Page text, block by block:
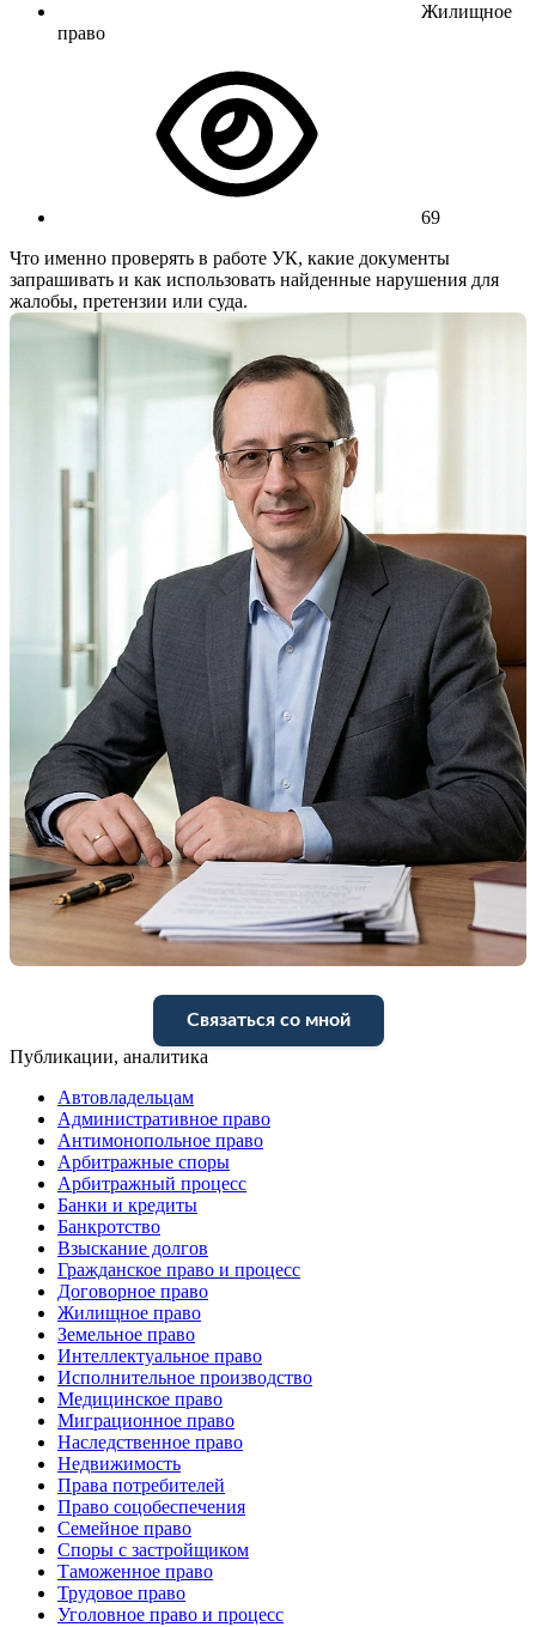
Жилищное
право
69
Что именно проверять в работе УК, какие документы
запрашивать и как использовать найденные нарушения для
жалобы, претензии или суда.
Связаться со мной
Публикации, аналитика
Автовладельцам
Административное право
Антимонопольное право
Арбитражные споры
Арбитражный процесс
Банки и кредиты
Банкротство
Взыскание долгов
Гражданское право и процесс
Договорное право
Жилищное право
Земельное право
Интеллектуальное право
Исполнительное производство
Медицинское право
Миграционное право
Наследственное право
Недвижимость
Права потребителей
Право соцобеспечения
Семейное право
Споры с застройщиком
Таможенное право
Трудовое право
Уголовное право и процесс